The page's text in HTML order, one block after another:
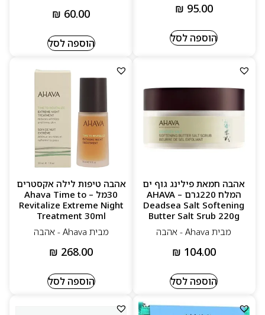
₪ 95.00
הוספה לסל
₪ 60.00
הוספה לסל
אהבה חמאת פילינג גוף ים
המלח 220גרם – AHAVA
Deadsea Salt Softening
Butter Salt Srub 220g
מבית Ahava - אהבה
₪ 104.00
הוספה לסל
אהבה טיפות לילה אקסטרים
30מל – Ahava Time to
Revitalize Extreme Night
Treatment 30ml
מבית Ahava - אהבה
₪ 268.00
הוספה לסל